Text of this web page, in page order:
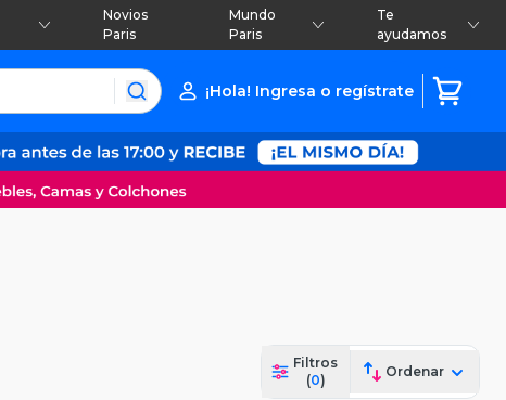
Novios
Paris
Mundo
Paris
Te
ayudamos
¡Hola! Ingresa o regístrate
Filtros
(0)
Ordenar